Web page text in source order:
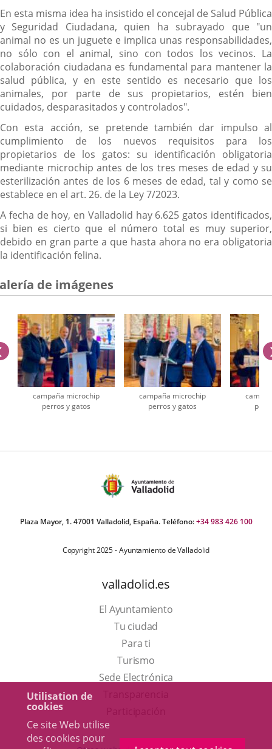
Utilisation de
cookies
Ce site Web utilise
des cookies pour
En esta misma idea ha insistido el concejal de Salud Pública
y Seguridad Ciudadana, quien ha subrayado que "un
animal no es un juguete e implica unas responsabilidades,
no sólo con el animal, sino con todos los vecinos. La
colaboración ciudadana es fundamental para mantener la
salud pública, y en este sentido es necesario que los
animales, por parte de sus propietarios, estén bien
cuidados, desparasitados y controlados".
Con esta acción, se pretende también dar impulso al
cumplimiento de los nuevos requisitos para los
propietarios de los gatos: su identificación obligatoria
mediante microchip antes de los tres meses de edad y su
esterilización antes de los 6 meses de edad, tal y como se
establece en el art. 26. de la Ley 7/2023.
A fecha de hoy, en Valladolid hay 6.625 gatos identificados,
si bien es cierto que el número total es muy superior,
debido en gran parte a que hasta ahora no era obligatoria
la identificación felina.
de imágenes
campaña microchip
perros y gatos
campaña microchip
perros y gatos
anterior
Plaza Mayor, 1. 47001 Valladolid, España. Teléfono:+34 983 426 100
Copyright 2025 - Ayuntamiento de Valladolid
valladolid.es
El Ayuntamiento
Tu ciudad
Para ti
TurismoEste
enlace
una
Sede Electrónica
externa.